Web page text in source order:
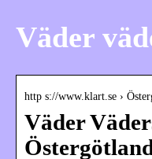
Väder
http s://www.klart.se ›
Väder